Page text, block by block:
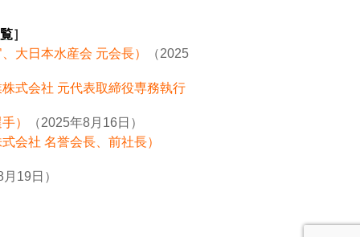
］
大日本水産会 元会長）
（2025
式会社 元代表取締役専務執行
）
（2025年8月16日）
会社 名誉会長、前社長）
19日）